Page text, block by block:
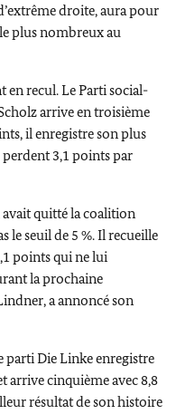
droite, aura pour
plus nombreux au
en recul. Le Parti social-
arrive en troisième
il enregistre son plus
perdent 3,1 points par
quitté la coalition
le seuil de 5 %. Il recueille
points qui ne lui
la prochaine
, a annoncé son
partiDie Linkeenregistre
arrive cinquième avec 8,8
résultat de son histoire